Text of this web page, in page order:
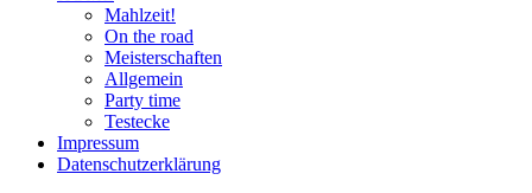
Mahlzeit!
On the road
Meisterschaften
Allgemein
Party time
Testecke
Impressum
Datenschutzerklärung